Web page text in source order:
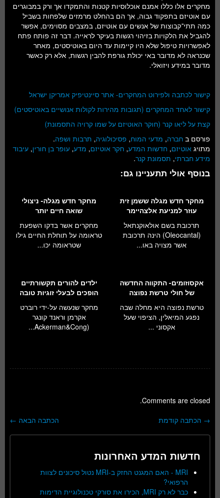
מחקרים אלו כללו אמנם אוכלוסיות קטנות והתמקדו אך ורק במבוגרים
עם אוטיזם בתפקוד גבוה, אך הם בהחלט מרמזים שלפחות בשביל
כמה תתי־קבוצות של אנשים עם אוטיזם, במצבים מסוימים, אפשר
להגביל את הלקויות בזיהוי רגשות בעיקר לראייה. דבר זה פותח פתח
לאפשרויות טיפול שלא היו קיימות עד היום באוטיסטים, מאחר
שכנראה לא מדובר באי יכולת גורפת להבין רגשות, אלא רק כאשר
מדובר במידע ויזואלי.
קישור לכתבה ולפירוט המחקרים- אתר סיינטיפיק אמריקן ישראל
קישור לאחד המחקרים (תגובות מהירות לקולות אנושיים באוטיסטים)
קצת על ליאו קנר (חוקר האוטיזם על שמו קרויה התסמונת)
פורסם ב חברה, מדעי המוח, פסיכולוגיה, תרבות ושפה.
מתויג אוטיזם, חדשות המדע, חקר אוטיזם, מדע, עופר בן חורין, עיבוד
מידע חברתי, תסמונת קנר.
בנוסף אולי תתעניינו גם:
מחקר חדש מגלה ששמן זית
עוזר למניעת אלצהיימר
תרכובת בשם אולאוקנתאל
(Oleocantal) הינה תרכובת
אשר מצויה באו...
מחקר חדש מגלה- ניצולי
שואה חיים יותר
מחקרים אשר בדקו השפעת
טראומה על תוחלת החיים גילו
שטראומה יכו...
אקסוזומים- התקווה החדשה
של חולי טרשת נפוצה
טרשת נפוצה היא מחלה שבה
נפגע המיאלין, הציפוי שעל
אקסוני ...
ילדים להורים תקשורתיים
הופכים לבעלי זוגיות טובה
מחקר שנעשה על-ידי רוברט
אקרמן וראנד קונגר
(Ackerman&Cong...
Comments are closed.
ניווט בפוסטים הכתבה הבאה ← → הכתבה קודמת
חדשות המדע האחרונות
MRI - האם המגנט החזק ב-MRI נטול סיכונים לצוות
הרפואי?
כבר לא רק MRI, הכירו את סורקי טכנולוגיית הדימות